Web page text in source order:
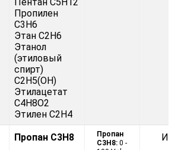
Пропилен
C3H6
Этан C2H6
Этанол
(этиловый
спирт)
C2H5(OH)
Этилацетат
C4H8O2
Этилен С2H4
Пропан C3H8
Пропан
C3H8: 0 -